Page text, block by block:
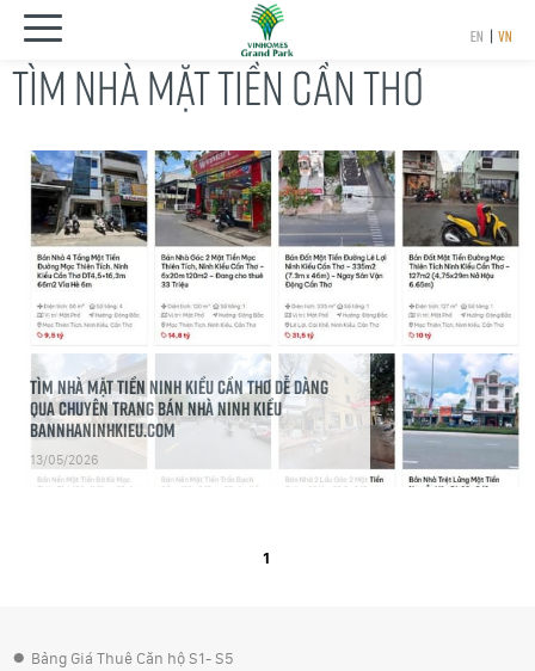
EN | VN
TÌM NHÀ MẶT TIỀN CẦN THƠ
Tìm nhà mặt tiền Ninh Kiều Cần Thơ dễ dàng
qua chuyên trang bán nhà Ninh Kiều
bannhaninhkieu.com
13/05/2026
1
● Bảng Giá Thuê Căn hộ S1- S5